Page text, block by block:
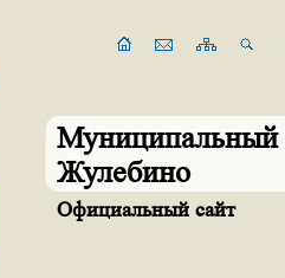
Муниципальный
Жулебино
Официальный сайт